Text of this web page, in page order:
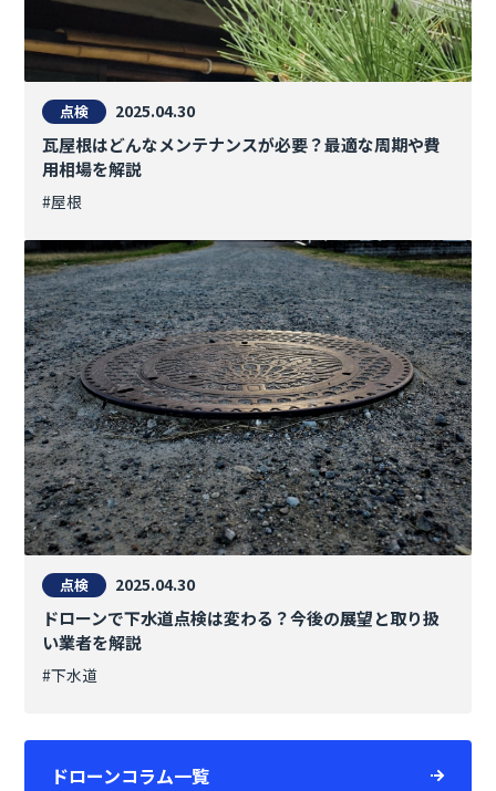
点検 2025.04.30
瓦屋根はどんなメンテナンスが必要？最適な周期や費
用相場を解説
#屋根
点検 2025.04.30
ドローンで下水道点検は変わる？今後の展望と取り扱
い業者を解説
#下水道
ドローンコラム一覧